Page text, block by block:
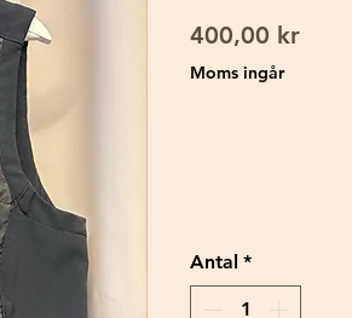
400,00 krPris
Moms ingår
Antal *